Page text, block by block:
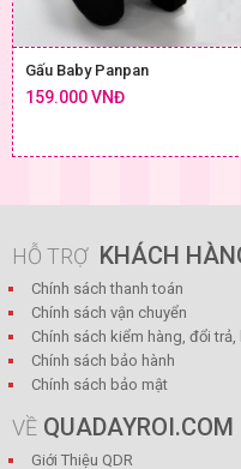
Gấu Baby Panpan
159.000 VNĐ
HỖ TRỢ KHÁCH
Chính sách thanh toán
Chính sách vận chuyển
Chính sách kiểm hàng, đổi trả,
Chính sách bảo hành
Chính sách bảo mật
VỀ QUADAYROI.COM
Giới Thiệu QDR